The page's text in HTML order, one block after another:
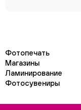
Фотопечать
Магазины
Ламинирование
Фотосувениры